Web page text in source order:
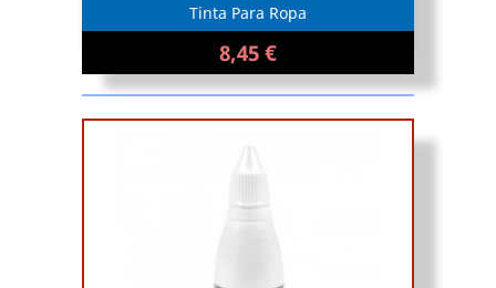
Tinta Para Ropa
8,45 €